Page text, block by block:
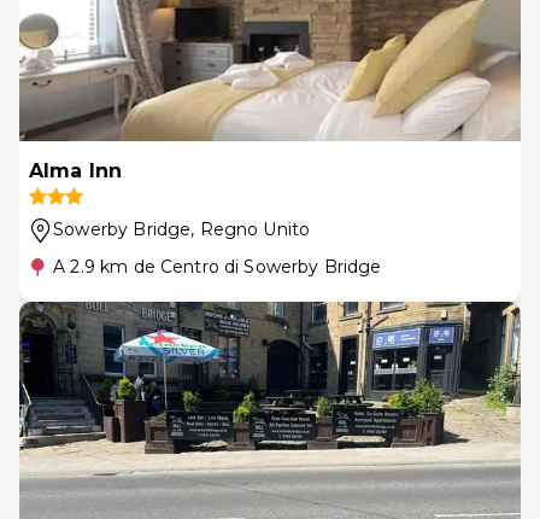
Alma Inn
Sowerby Bridge, Regno Unito
A 2.9 km de Centro di Sowerby Bridge